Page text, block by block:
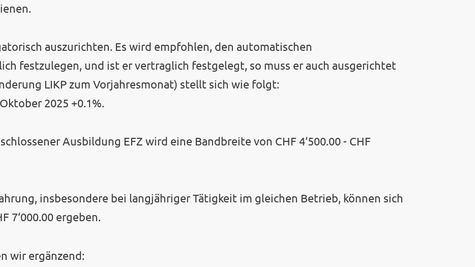
auszurichten. Es wird empfohlen, den automatischen
festzulegen, und ist er vertraglich festgelegt, so muss er auch ausgerichtet
LIKP zum Vorjahresmonat) stellt sich wie folgt:
2025 +0.1%.
Ausbildung EFZ wird eine Bandbreite von CHF 4‘500.00 - CHF
insbesondere bei langjähriger Tätigkeit im gleichen Betrieb, können sich
7‘000.00 ergeben.
wir ergänzend: